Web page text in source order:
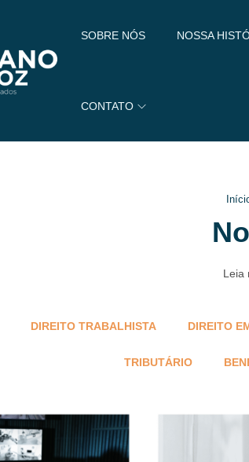
SOBRE NÓS NOSSA
CONTATO
Leia
DIREITO TRABALHISTA DIREITO
TRIBUTÁRIO